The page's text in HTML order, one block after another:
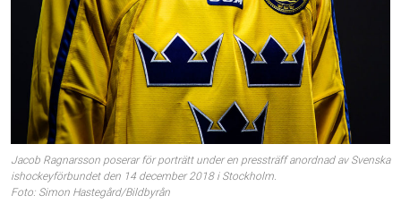
Jacob Ragnarsson poserar för porträtt under en pressträff anordnad av Svenska
ishockeyförbundet den 14 december 2018 i Stockholm.
Foto: Simon Hastegård/Bildbyrån